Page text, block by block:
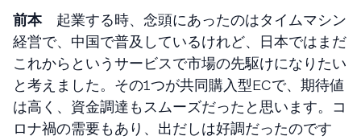
前本起業する時、念頭にあったのはタイムマシン
経営で、中国で普及しているけれど、日本ではまだ
これからというサービスで市場の先駆けになりたい
と考えました。その1つが共同購入型ECで、期待値
は高く、資金調達もスムーズだったと思います。コ
ロナ禍の需要もあり、出だしは好調だったのです